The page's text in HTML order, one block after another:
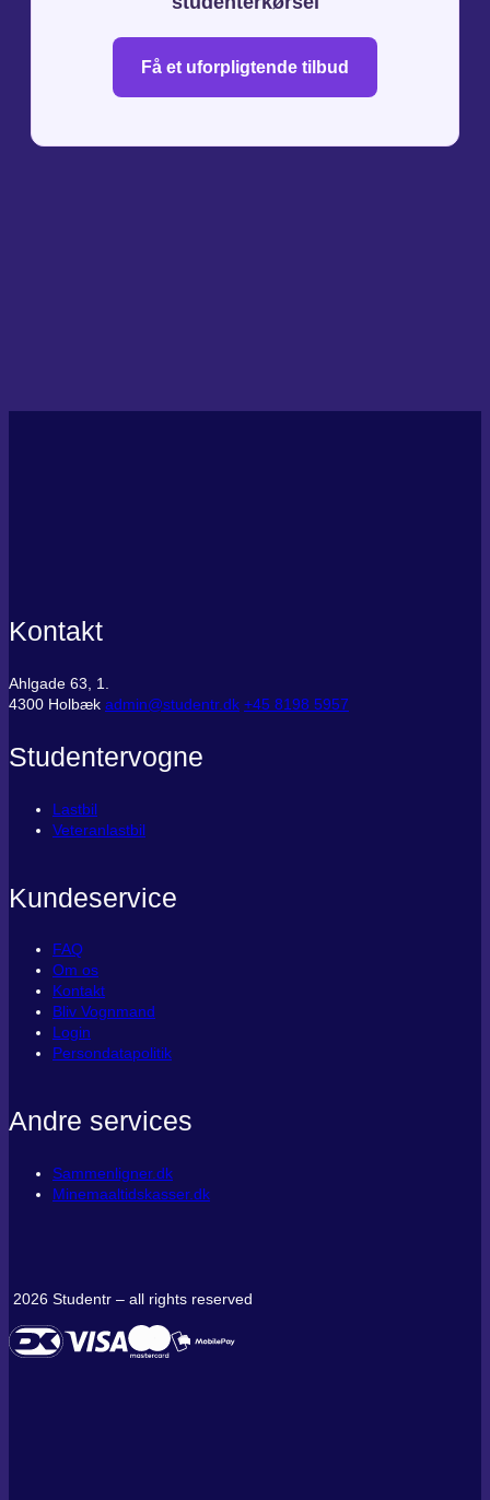
Få et uforpligtende tilbud
Kontakt
Ahlgade 63, 1.
4300 Holbæk admin@studentr.dk ‭+45 8198 5957
Studentervogne
Lastbil
Veteranlastbil
Kundeservice
FAQ
Om os
Kontakt
Bliv Vognmand
Login
Persondatapolitik
Andre services
Sammenligner.dk
Minemaaltidskasser.dk
2026 Studentr – all rights reserved